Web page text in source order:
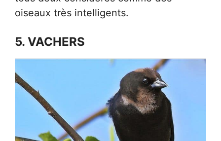
oiseaux très intelligents.
5. VACHERS